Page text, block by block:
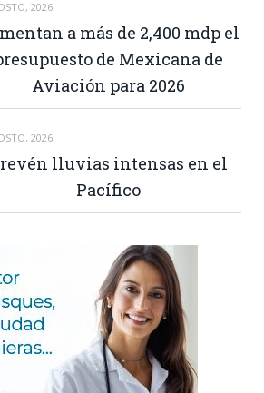
2026
a más de 2,400 mdp el
de Mexicana de
Aviación para 2026
2026
lluvias intensas en el
Pacífico